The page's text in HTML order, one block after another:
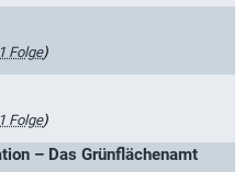
1 Folge)
1 Folge)
– Das Grünflächenamt